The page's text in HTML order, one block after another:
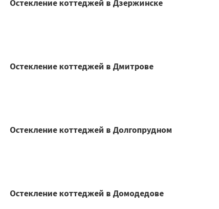
Остекление коттеджей в Дзержинске
Остекление коттеджей в Дмитрове
Остекление коттеджей в Долгопрудном
Остекление коттеджей в Домодедове